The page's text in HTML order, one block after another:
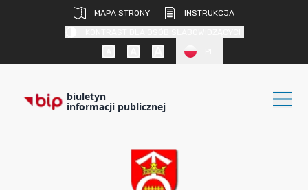
MAPA STRONY
INSTRUKCJA
biuletyn
informacji publicznej